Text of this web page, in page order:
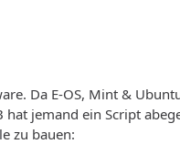
Da E-OS, Mint &
jemand ein Script
zu bauen: